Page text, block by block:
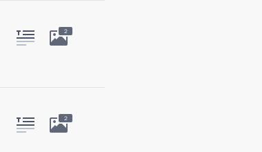
2
2